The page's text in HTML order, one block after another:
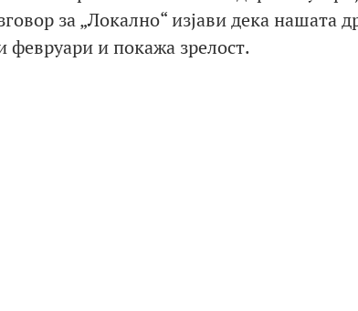
за „Локално“ изјави дека нашата
февруари и покажа зрелост.